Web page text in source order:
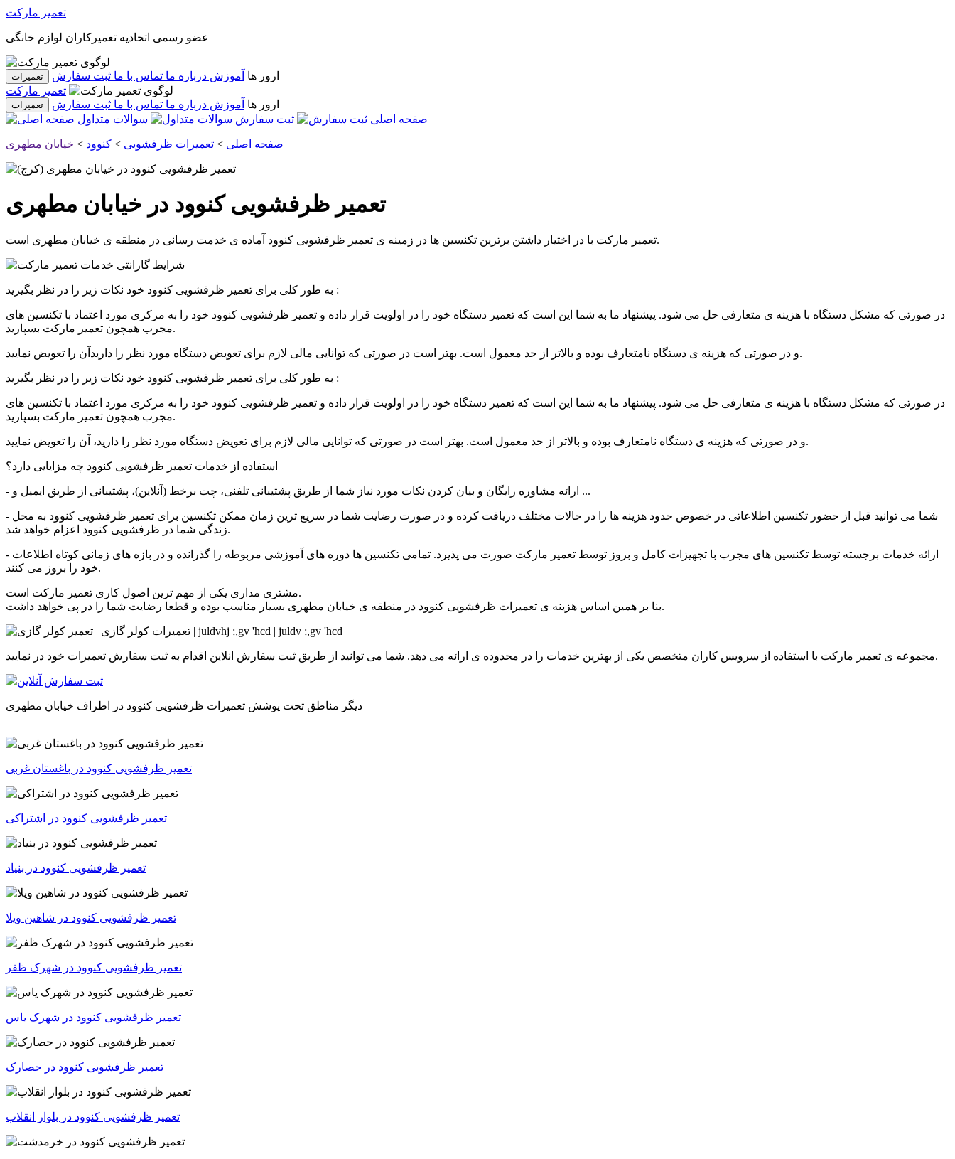
تعمیر مارکت
عضو رسمی اتحادیه تعمیرکاران لوازم خانگی
تعمیرات ارور ها آموزش درباره ما تماس با ما ثبت سفارش
تعمیر مارکت
تعمیرات ارور ها آموزش درباره ما تماس با ما ثبت سفارش
صفحه اصلی
ثبت سفارش سوالات متداول
صفحه اصلی > تعمیرات ظرفشویی > کنوود > خیابان مطهری
تعمیر ظرفشویی کنوود در خیابان مطهری
تعمیر مارکت با در اختیار داشتن برترین تکنسین ها در زمینه ی تعمیر ظرفشویی کنوود آماده ی خدمت رسانی در منطقه ی خیابان مطهری است.
به طور کلی برای تعمیر ظرفشویی کنوود خود نکات زیر را در نظر بگیرید :
در صورتی که مشکل دستگاه با هزینه ی متعارفی حل می شود. پیشنهاد ما به شما این است که تعمیر دستگاه خود را در اولویت قرار داده و تعمیر ظرفشویی کنوود خود را به مرکزی مورد اعتماد با تکنسین های
مجرب همچون تعمیر مارکت بسپارید.
و در صورتی که هزینه ی دستگاه نامتعارف بوده و بالاتر از حد معمول است. بهتر است در صورتی که توانایی مالی لازم برای تعویض دستگاه مورد نظر را دارید‌آن را تعویض نمایید.
به طور کلی برای تعمیر ظرفشویی کنوود خود نکات زیر را در نظر بگیرید :
در صورتی که مشکل دستگاه با هزینه ی متعارفی حل می شود. پیشنهاد ما به شما این است که تعمیر دستگاه خود را در اولویت قرار داده و تعمیر ظرفشویی کنوود خود را به مرکزی مورد اعتماد با تکنسین های
مجرب همچون تعمیر مارکت بسپارید.
و در صورتی که هزینه ی دستگاه نامتعارف بوده و بالاتر از حد معمول است. بهتر است در صورتی که توانایی مالی لازم برای تعویض دستگاه مورد نظر را دارید، ‌آن را تعویض نمایید.
استفاده از خدمات تعمیر ظرفشویی کنوود چه مزایایی دارد؟
- ارائه مشاوره رایگان و بیان کردن نکات مورد نیاز شما از طریق پشتیبانی تلفنی، چت برخط (آنلاین)، پشتیبانی از طریق ایمیل و ...
- شما می توانید قبل از حضور تکنسین اطلاعاتی در خصوص حدود هزینه ها را در حالات مختلف دریافت کرده و در صورت رضایت شما در سریع ترین زمان ممکن تکنسین برای تعمیر ظرفشویی کنوود به محل
زندگی شما در ظرفشویی کنوود اعزام خواهد شد.
- ارائه خدمات برجسته توسط تکنسین های مجرب با تجهیزات کامل و بروز توسط تعمیر مارکت صورت می پذیرد. تمامی تکنسین ها دوره های آموزشی مربوطه را گذرانده و در بازه های زمانی کوتاه اطلاعات
خود را بروز می کنند.
مشتری مداری یکی از مهم ترین اصول کاری تعمیر مارکت است.
بنا بر همین اساس هزینه ی تعمیرات ظرفشویی کنوود در منطقه ی خیابان مطهری بسیار مناسب بوده و قطعا رضایت شما را در پی خواهد داشت.
مجموعه ی تعمیر مارکت با استفاده از سرویس کاران متخصص یکی از بهترین خدمات را در محدوده ی ارائه می دهد. شما می توانید از طریق ثبت سفارش انلاین اقدام به ثبت سفارش تعمیرات خود در نمایید.
دیگر مناطق تحت پوشش تعمیرات ظرفشویی کنوود در اطراف خیابان مطهری
تعمیر ظرفشویی کنوود در باغستان غربی
تعمیر ظرفشویی کنوود در اشتراکی
تعمیر ظرفشویی کنوود در بنیاد
تعمیر ظرفشویی کنوود در شاهین ویلا
تعمیر ظرفشویی کنوود در شهرک ظفر
تعمیر ظرفشویی کنوود در شهرک یاس
تعمیر ظرفشویی کنوود در حصارک
تعمیر ظرفشویی کنوود در بلوار انقلاب